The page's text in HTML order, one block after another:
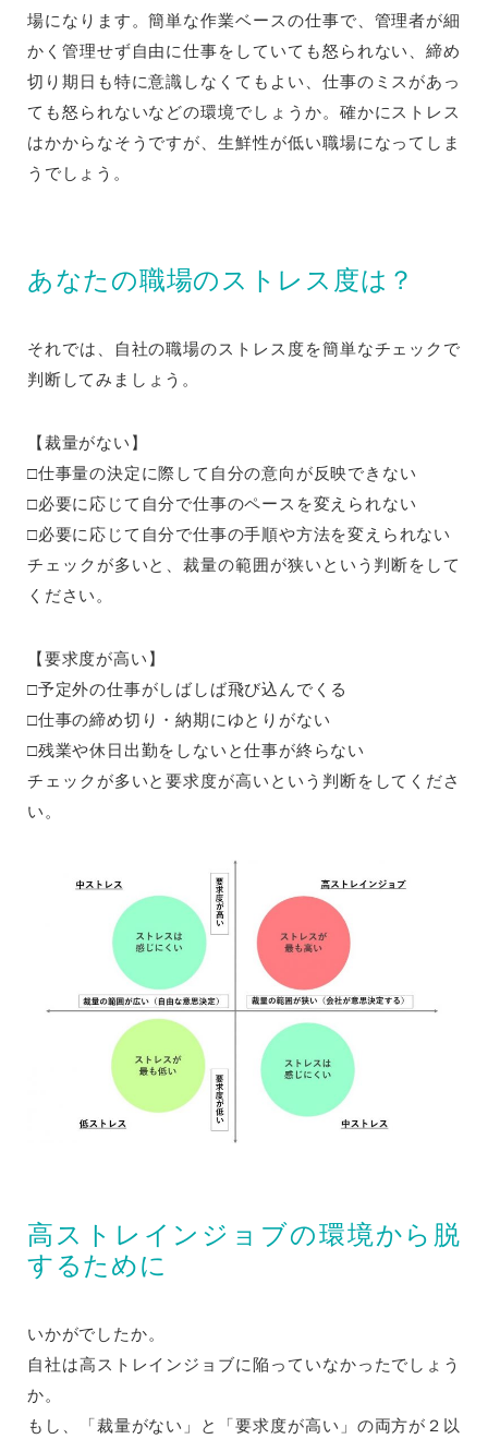
場になります。簡単な作業ベースの仕事で、管理者が細
かく管理せず自由に仕事をしていても怒られない、締め
切り期日も特に意識しなくてもよい、仕事のミスがあっ
ても怒られないなどの環境でしょうか。確かにストレス
はかからなそうですが、生鮮性が低い職場になってしま
うでしょう。
あなたの職場のストレス度は？
それでは、自社の職場のストレス度を簡単なチェックで
判断してみましょう。
【裁量がない】
□仕事量の決定に際して自分の意向が反映できない
□必要に応じて自分で仕事のペースを変えられない
□必要に応じて自分で仕事の手順や方法を変えられない
チェックが多いと、裁量の範囲が狭いという判断をして
ください。
【要求度が高い】
□予定外の仕事がしばしば飛び込んでくる
□仕事の締め切り・納期にゆとりがない
□残業や休日出勤をしないと仕事が終らない
チェックが多いと要求度が高いという判断をしてくださ
い。
高ストレインジョブの環境から脱
するために
いかがでしたか。
自社は高ストレインジョブに陥っていなかったでしょう
か。
もし、「裁量がない」と「要求度が高い」の両方が２以